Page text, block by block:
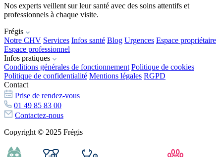
Nos experts veillent sur leur santé avec des soins attentifs et
professionnels à chaque visite.
Frégis
Notre CHV Services Infos santé Blog Urgences Espace propriétaire
Espace professionnel
Infos pratiques
Conditions générales de fonctionnement Politique de cookies
Politique de confidentialité Mentions légales RGPD
Contact
Prise de rendez-vous
01 49 85 83 00
Contactez-nous
Copyright © 2025 Frégis